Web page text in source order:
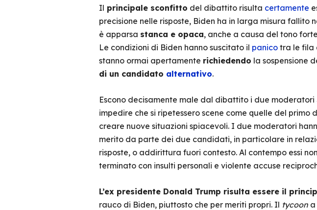
Il principale sconfitto del dibattito risulta certamente
precisione nelle risposte, Biden ha in larga misura fallito
è apparsa stanca e opaca, anche a causa del tono
Le condizioni di Biden hanno suscitato il panicotra le fila
stanno ormai apertamente richiedendo la sospensione
di un candidato alternativo.
Escono decisamente male dal dibattito i due
impedire che si ripetessero scene come quelle del
creare nuove situazioni spiacevoli. I due moderatori
merito da parte dei due candidati, in particolare in
risposte, o addirittura fuori contesto. Al contempo essi
terminato con insulti personali e violente accuse
L’ex presidente Donald Trump risulta essere il
rauco di Biden, piuttosto che per meriti propri. Il tycoona